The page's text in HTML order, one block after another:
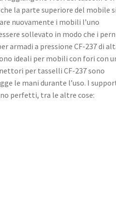
la parte superiore del mobile si
nuovamente i mobili l’uno
sollevato in modo che i
armadi a pressione CF-237 di
ideali per mobili con fori con
per tasselli CF-237 sono
le mani durante l’uso. I
perfetti, tra le altre cose: